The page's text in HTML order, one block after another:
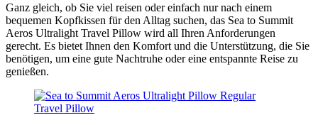
Ganz gleich, ob Sie viel reisen oder einfach nur nach einem
bequemen Kopfkissen für den Alltag suchen, das Sea to Summit
Aeros Ultralight Travel Pillow wird all Ihren Anforderungen
gerecht. Es bietet Ihnen den Komfort und die Unterstützung, die Sie
benötigen, um eine gute Nachtruhe oder eine entspannte Reise zu
genießen.